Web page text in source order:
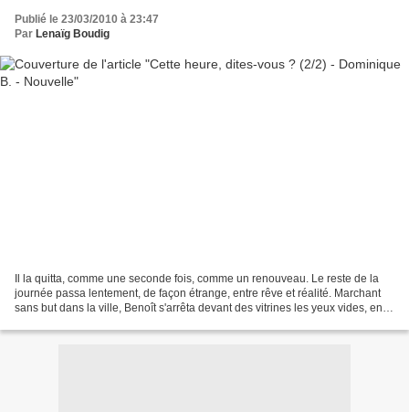
Publié le 23/03/2010 à 23:47
Par Lenaïg Boudig
Il la quitta, comme une seconde fois, comme un renouveau. Le reste de la
journée passa lentement, de façon étrange, entre rêve et réalité. Marchant
sans but dans la ville, Benoît s'arrêta devant des vitrines les yeux vides, en